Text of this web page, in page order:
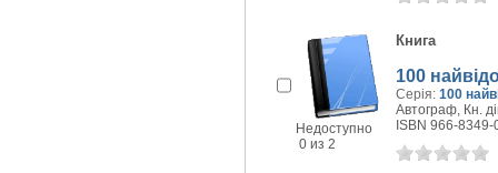
Недоступно
0 из 2
Книга
100
Серія: 100
Автограф, Кн.
ISBN 966-8349-